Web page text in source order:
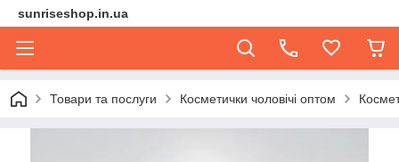
sunriseshop.in.ua
Товари та послуги Косметички чоловічі оптом